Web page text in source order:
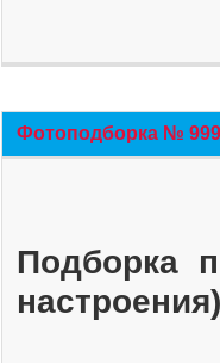
Фотоподборка №
Подборка